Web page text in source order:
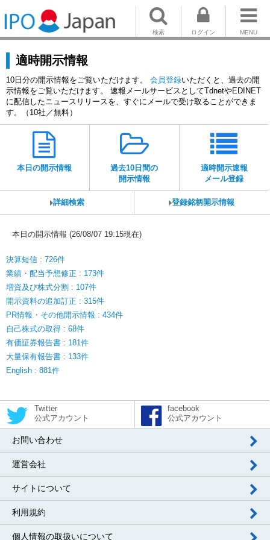
MENU
ログイン
検索
適時開示情報
10日分の開示情報をご覧いただけます。 会員登録いただくと、過去の開
示情報をご覧いただけます。 速報メールサービスとしてTdnetやEDINET
に配信したニュースリリースを、すぐにメールで受け取ることができま
す。（10社／無料）
本日の開示情報
過去10日間の
開示情報
適時開示速報
メール登録
詳細検索 登録銘柄開示情報
本日の開示情報 (26/08/07 19:15現在)
決算短信 : 726件
業績・配当予想修正 : 173件
増資及び株式分割 : 107件
開示資料の追加訂正 : 315件
PR情報・その他開示情報 : 434件
自己株式の取得 : 68件
有価証券報告書 : 181件
大量保有報告書 : 133件
English : 881件
Twitter
公式アカウント
facebook
公式アカウント
お問い合わせ
運営会社
サイトについて
利用規約
個人情報の取扱いについて